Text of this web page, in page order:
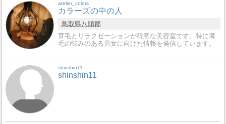
atelier_colors
カラーズの中の人
鳥取県 八頭郡
育毛とリラクゼーションが得意な美容室です。特に薄
毛の悩みのある男女に向けた情報を発信しています。
shinshin11
shinshin11